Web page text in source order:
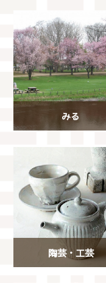
みる
陶芸・工芸